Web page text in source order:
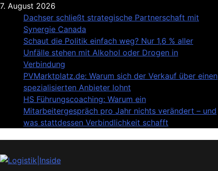
Skip
content
7. August 2026
Dachser schließt strategische Partnerschaft mit
Synergie Canada
Schaut die Politik einfach weg? Nur 1,6 % aller
Unfälle stehen mit Alkohol oder Drogen in
Verbindung
PVMarktplatz.de: Warum sich der Verkauf über einen
spezialisierten Anbieter lohnt
HS Führungscoaching: Warum ein
Mitarbeitergespräch pro Jahr nichts verändert – und
was stattdessen Verbindlichkeit schafft